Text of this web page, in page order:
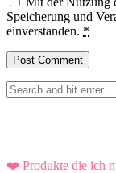
Speicherung und
einverstanden. *
❤️ Produkte die ich